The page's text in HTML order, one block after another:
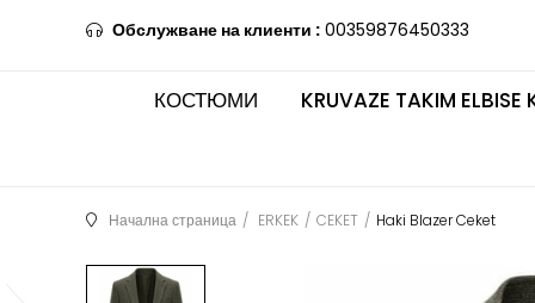
Обслужване на клиенти : 00359876450333
КОСТЮМИ KRUVAZE TAKIM ELBISE
Начална страница ERKEK CEKET Haki Blazer Ceket